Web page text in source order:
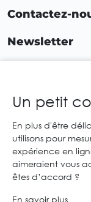
Contactez-
Newsletter
© 2026
Un petit
En plus d'être
utilisons pour
expérience en
aimeraient vous
êtes d’accord ?
En savoir plus